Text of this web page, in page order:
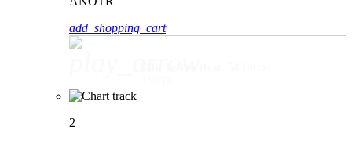
add_shopping_cart
2